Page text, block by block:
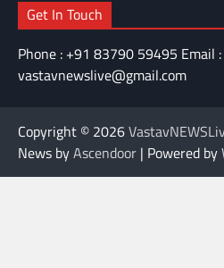
Get In Touch
Phone : +91 83790 59495 Email :
vastavnewslive@gmail.com
Copyright © 2026
News byAscendoor | Powered by